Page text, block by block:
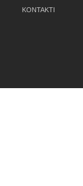
KONTAKTI